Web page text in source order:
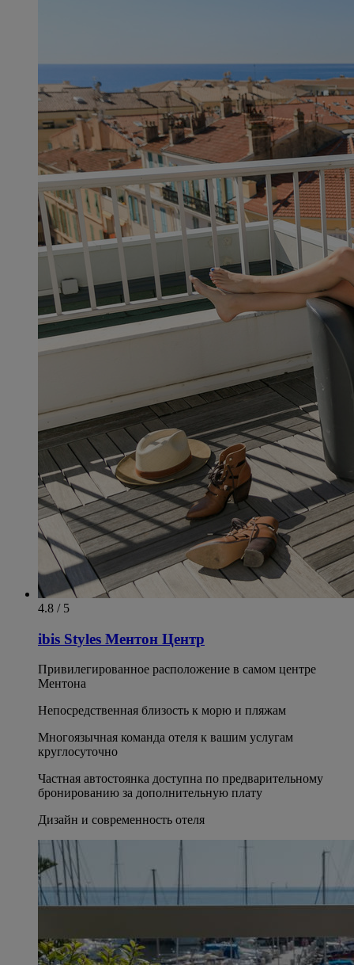
4.8 / 5
ibis Styles Ментон Центр
Привилегированное расположение в самом центре
Ментона
Непосредственная близость к морю и пляжам
Многоязычная команда отеля к вашим услугам
круглосуточно
Частная автостоянка доступна по предварительному
бронированию за дополнительную плату
Дизайн и современность отеля